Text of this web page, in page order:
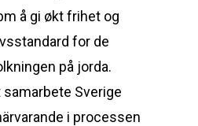
å gi økt frihet og
for de
på jorda.
Sverige
i processen